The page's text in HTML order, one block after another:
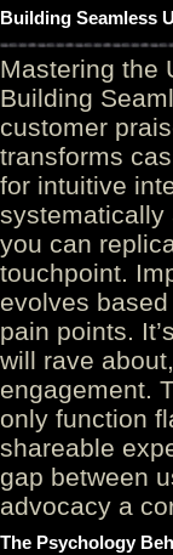
Building Seamless
Mastering the
Building
customer
transforms
for intuitive
systematically
you can
touchpoint.
evolves
pain points.
will rave
engagement.
only function
shareable
gap between
advocacy a
The Psychology